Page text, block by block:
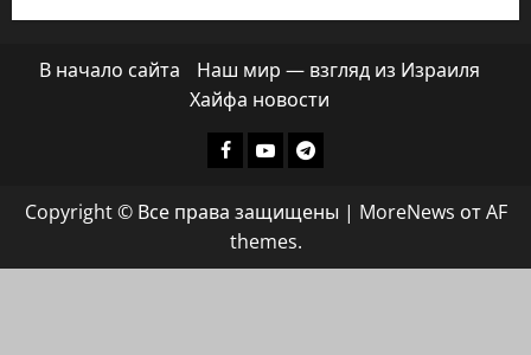
В начало сайта
Наш мир — взгляд из Израиля
Хайфа новости
Facebook
ХАЙФАИНФО
YoutubeТелеграмм
Copyright © Все права защищены | MoreNews от AF
themes.